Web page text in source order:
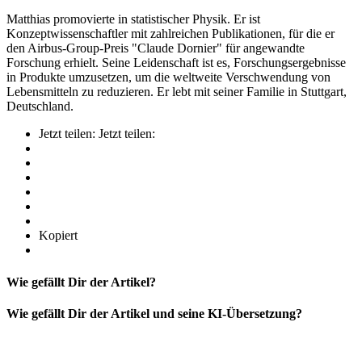
Matthias promovierte in statistischer Physik. Er ist
Konzeptwissenschaftler mit zahlreichen Publikationen, für die er
den Airbus-Group-Preis "Claude Dornier" für angewandte
Forschung erhielt. Seine Leidenschaft ist es, Forschungsergebnisse
in Produkte umzusetzen, um die weltweite Verschwendung von
Lebensmitteln zu reduzieren. Er lebt mit seiner Familie in Stuttgart,
Deutschland.
Jetzt teilen: Jetzt teilen:
Kopiert
Wie gefällt Dir der Artikel?
Wie gefällt Dir der Artikel und seine KI-Übersetzung?